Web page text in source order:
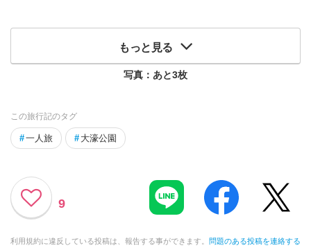
もっと見る
写真：あと3枚
この旅行記のタグ
#一人旅 # 大濠公園
9
利用規約に違反している投稿は、報告する事ができます。 問題のある投稿を連絡する